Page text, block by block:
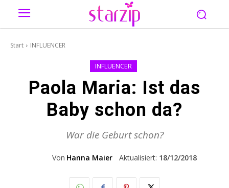
Start INFLUENCER
INFLUENCER
Paola Maria: Ist das
Baby schon da?
War die Geburt schon?
Von Hanna Maier Aktualisiert: 18/12/2018